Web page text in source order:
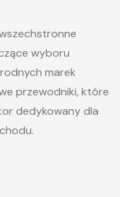
wyboru
marek
przewodniki, które
dedykowany dla